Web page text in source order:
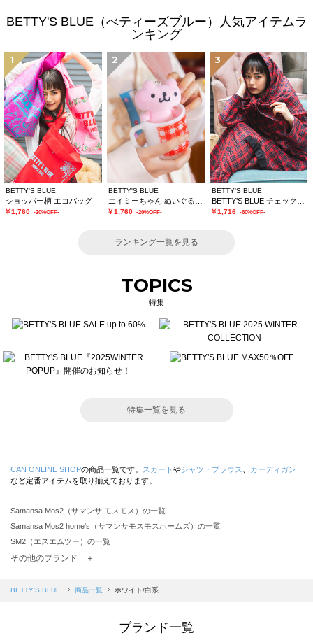
BETTY'S BLUE（べティーズブルー）人気アイテムラ
ンキング
1
BETTY'S BLUE
ショッパー柄 エコバッグ
￥1,760 -20%OFF-
2
BETTY'S BLUE
￥1,760 -20%OFF-
3
BETTY'S BLUE
￥1,716 -60%OFF-
ランキング一覧を見る
TOPICS
特集
特集一覧を見る
CAN ONLINE SHOPの商品一覧です。 スカート やシャツ・ブラウス
カーディガン
など定番アイテムを取り揃えております。
Samansa Mos2（サマンサ モスモス）の一覧
Samansa Mos2 home's（サマンサモスモスホームズ）の一覧
SM2（エスエムツー）の一覧
TSUHARU by Samansa Mos2（ツハルバイサマンサモスモス）の一覧
Samansa Mos2 blue（サマンサモスモス ブルー）の一覧
その他のブランド ＋
BETTY'S BLUE 商品一覧 ホワイト/白系
ブランド一覧